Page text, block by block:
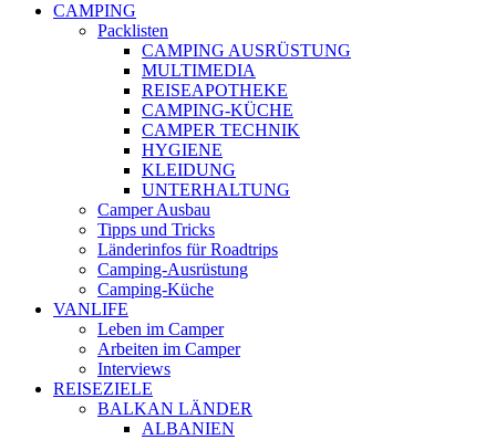
CAMPING
Packlisten
CAMPING AUSRÜSTUNG
MULTIMEDIA
REISEAPOTHEKE
CAMPING-KÜCHE
CAMPER TECHNIK
HYGIENE
KLEIDUNG
UNTERHALTUNG
Camper Ausbau
Tipps und Tricks
Länderinfos für Roadtrips
Camping-Ausrüstung
Camping-Küche
VANLIFE
Leben im Camper
Arbeiten im Camper
Interviews
REISEZIELE
BALKAN LÄNDER
ALBANIEN